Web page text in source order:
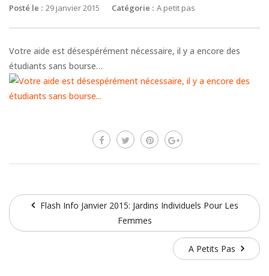
Posté le : 29 janvier 2015 Catégorie : A petit pas
Votre aide est désespérément nécessaire, il y a encore des
étudiants sans bourse…
Flash Info Janvier 2015: Jardins Individuels Pour Les
Femmes
A Petits Pas